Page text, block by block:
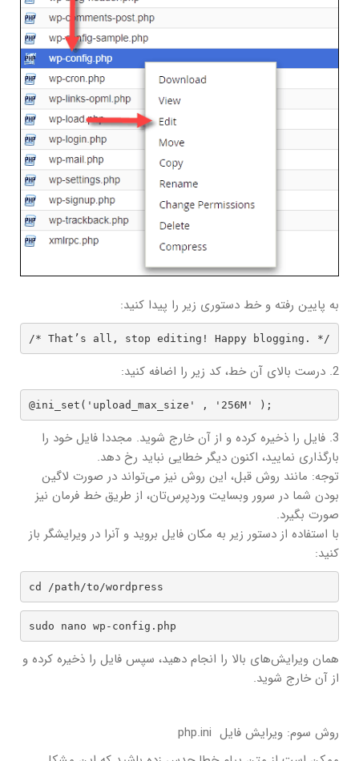
به پایین رفته و خط دستوری زیر را پیدا کنید:
/* That’s all, stop editing! Happy blogging. */
2. درست بالای آن خط، کد زیر را اضافه کنید:
@ini_set('upload_max_size' , '256M' );
3. فایل را ذخیره کرده و از آن خارج شوید. مجددا فایل خود را
بارگذاری نمایید، اکنون دیگر خطایی نباید رخ دهد.
توجه: مانند روش قبل، این روش نیز می‌تواند در صورت لاگین
بودن شما در سرور وبسایت وردپرس‌تان، از طریق خط فرمان نیز
صورت بگیرد.
با استفاده از دستور زیر به مکان فایل بروید و آنرا در ویرایشگر باز
کنید:
cd /path/to/wordpress
sudo nano wp-config.php
همان ویرایش‌های بالا را انجام دهید، سپس فایل را ذخیره کرده و
از آن خارج شوید.
روش سوم: ویرایش فایل php.ini